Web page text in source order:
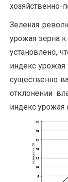
хозяйственно-
Зеленая
урожая зерна
установлено,
индекс урожая
существенно
отклонении
индекс урожая